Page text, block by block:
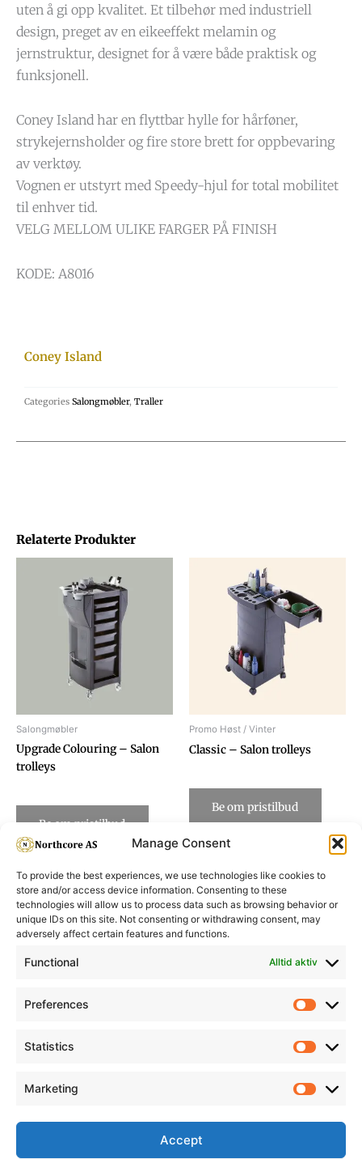
Manage Consent
To provide the best experiences, we use technologies like cookies to
store and/or access device information. Consenting to these
technologies will allow us to process data such as browsing behavior or
unique IDs on this site. Not consenting or withdrawing consent, may
adversely affect certain features and functions.
Functional Alltid aktiv
Preferences
Statistics
Marketing
Accept
uten å gi opp kvalitet. Et tilbehør med industriell
design, preget av en eikeeffekt melamin og
jernstruktur, designet for å være både praktisk og
funksjonell.
Coney Island har en flyttbar hylle for hårføner,
strykejernsholder og fire store brett for oppbevaring
av verktøy.
Vognen er utstyrt med Speedy-hjul for total mobilitet
til enhver tid.
VELG MELLOM ULIKE FARGER PÅ FINISH
KODE: A8016
Relaterte Produkter
Salongmøbler
Upgrade Colouring – Salon
trolleys
Be om pristilbud
Promo Høst / Vinter
Classic – Salon trolleys
Be om pristilbud
Coney Island
Categories Salongmøbler, Traller
Informasjon